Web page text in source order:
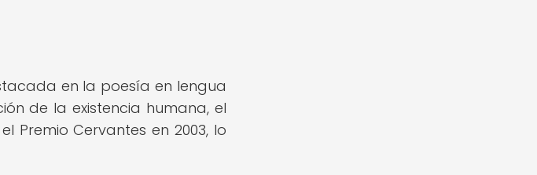
en la poesía en lengua
de la existencia humana, el
Premio Cervantes en 2003, lo